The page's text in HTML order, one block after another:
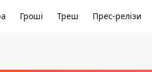
Гроші Треш Прес-релізи